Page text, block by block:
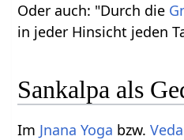
Oder auch: "Durch die
in jeder Hinsicht jeden
Sankalpa als
Im Jnana Yoga bzw.